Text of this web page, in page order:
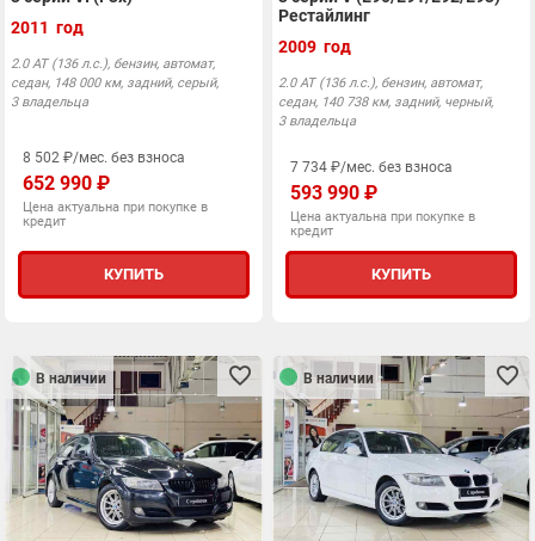
2011 год
2.0 АТ (136 л.с.), бензин, автомат,
седан, 148 000 км, задний, серый,
3 владельца
8 502 ₽/мес. без взноса
652 990 ₽
Цена актуальна при покупке в
кредит
КУПИТЬ
Рестайлинг
2009 год
2.0 АТ (136 л.с.), бензин, автомат,
седан, 140 738 км, задний, черный,
3 владельца
7 734 ₽/мес. без взноса
593 990 ₽
Цена актуальна при покупке в
кредит
КУПИТЬ
В наличии В наличии